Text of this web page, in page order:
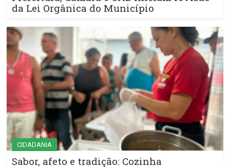
da Lei Orgânica do Município
CIDADANIA
Sabor, afeto e tradição: Cozinha